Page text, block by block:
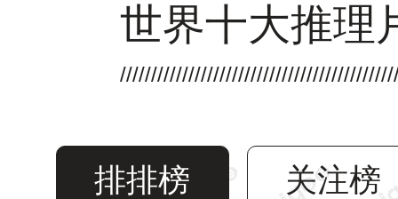
世界十大推理
排排榜 关注榜